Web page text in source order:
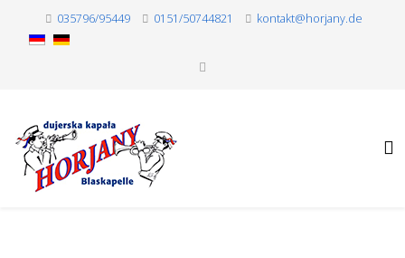
035796/95449 0151/50744821 kontakt@horjany.de